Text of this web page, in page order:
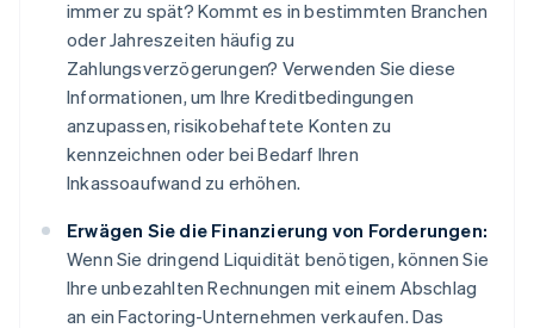
immer zu spät? Kommt es in bestimmten Branchen
oder Jahreszeiten häufig zu
Zahlungsverzögerungen? Verwenden Sie diese
Informationen, um Ihre Kreditbedingungen
anzupassen, risikobehaftete Konten zu
kennzeichnen oder bei Bedarf Ihren
Inkassoaufwand zu erhöhen.
Erwägen Sie die Finanzierung von Forderungen:
Wenn Sie dringend Liquidität benötigen, können Sie
Ihre unbezahlten Rechnungen mit einem Abschlag
an ein Factoring-Unternehmen verkaufen. Das